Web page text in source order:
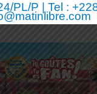
PL/P | Tel :